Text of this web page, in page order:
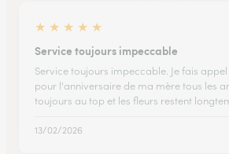
★ ★ ★ ★ ★
Service toujours impeccable
Service toujours impeccable. Je fais appel
pour l'anniversaire de ma mère tous les
toujours au top et les fleurs restent
13/02/2026